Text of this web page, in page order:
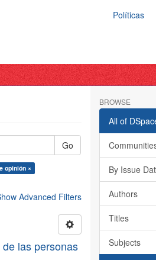
Políticas
Go
opinión ×
Advanced Filters
las personas
BROWSE
All of
By Issue
Authors
Titles
Subjects